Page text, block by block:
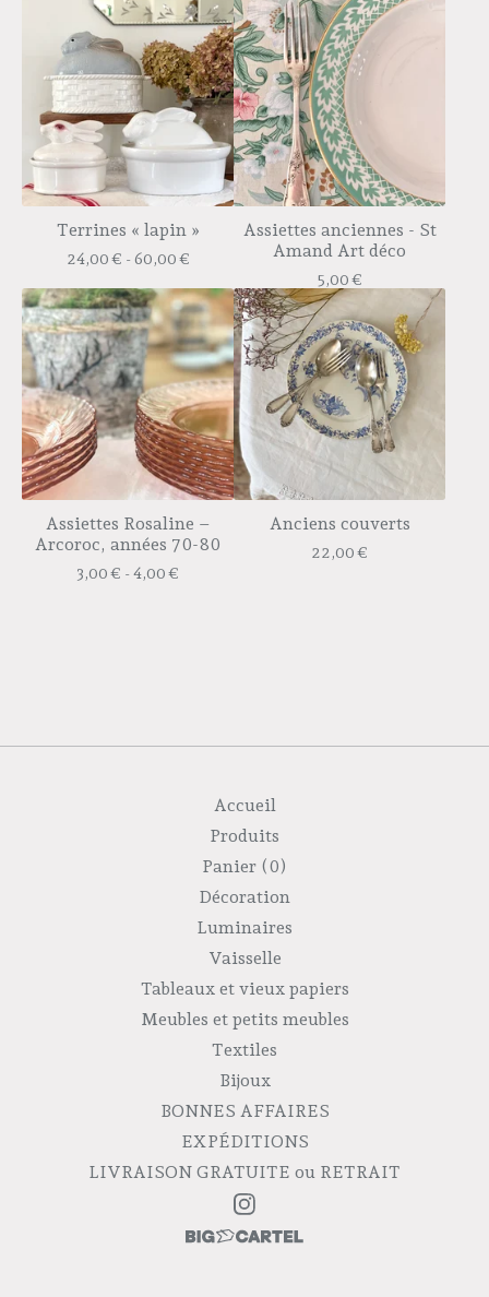
Terrines « lapin »
24,00€ - 60,00€
Assiettes anciennes - St
Amand Art déco
5,00€
Assiettes Rosaline –
Arcoroc, années 70-80
3,00€ - 4,00€
Anciens couverts
22,00€
Accueil
Produits
Panier (0)
Décoration
Luminaires
Vaisselle
Tableaux et vieux papiers
Meubles et petits meubles
Textiles
Bijoux
BONNES AFFAIRES
EXPÉDITIONS
LIVRAISON GRATUITE ou RETRAIT